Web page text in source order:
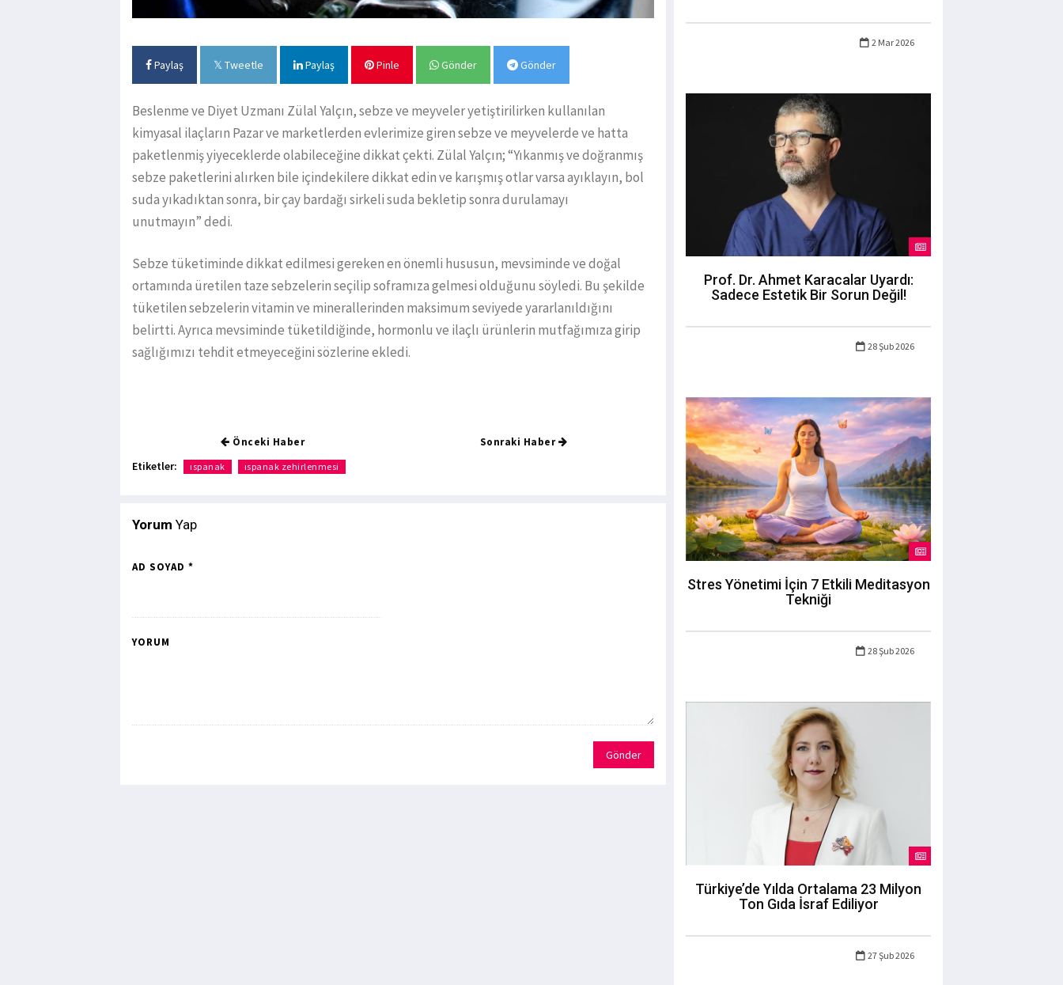
Paylaş Tweetle Paylaş Pinle Gönder Gönder
Beslenme ve Diyet Uzmanı Zülal Yalçın, sebze ve meyveler yetiştirilirken kullanılan
kimyasal ilaçların Pazar ve marketlerden evlerimize giren sebze ve meyvelerde ve hatta
paketlenmiş yiyeceklerde olabileceğine dikkat çekti. Zülal Yalçın; “Yıkanmış ve doğranmış
sebze paketlerini alırken bile içindekilere dikkat edin ve karışmış otlar varsa ayıklayın, bol
suda yıkadıktan sonra, bir çay bardağı sirkeli suda bekletip sonra durulamayı
unutmayın” dedi.
Sebze tüketiminde dikkat edilmesi gereken en önemli hususun, mevsiminde ve doğal
ortamında üretilen taze sebzelerin seçilip soframıza gelmesi olduğunu söyledi. Bu şekilde
tüketilen sebzelerin vitamin ve minerallerinden maksimum seviyede yararlanıldığını
belirtti. Ayrıca mevsiminde tüketildiğinde, hormonlu ve ilaçlı ürünlerin mutfağımıza girip
sağlığımızı tehdit etmeyeceğini sözlerine ekledi.
Önceki Haber Sonraki Haber
Etiketler: ıspanak ıspanak zehirlenmesi
Yorum Yap
AD SOYAD *
YORUM
Gönder
2 Mar 2026
Prof. Dr. Ahmet Karacalar Uyardı:
Sadece Estetik Bir Sorun Değil!
28 Şub 2026
Stres Yönetimi İçin 7 Etkili Meditasyon
Tekniği
28 Şub 2026
Türkiye’de Yılda Ortalama 23 Milyon
Ton Gıda İsraf Ediliyor
27 Şub 2026